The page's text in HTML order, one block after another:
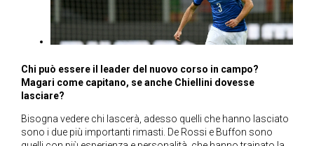
Chi può essere il leader del nuovo corso in campo?
Magari come capitano, se anche Chiellini dovesse
lasciare?
Bisogna vedere chi lascerà, adesso quelli che hanno lasciato
sono i due più importanti rimasti. De Rossi e Buffon sono